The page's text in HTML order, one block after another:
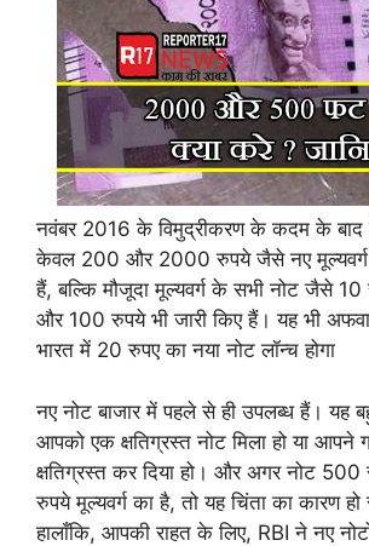
नवंबर 2016 के विमुद्रीकरण के कदम के
केवल 200 और 2000 रुपये जैसे नए
हैं, बल्कि मौजूदा मूल्यवर्ग के सभी नोट जैसे
और 100 रुपये भी जारी किए हैं। यह भी
भारत में 20 रुपए का नया नोट लॉन्च होगा
नए नोट बाजार में पहले से ही उपलब्ध हैं। यह
आपको एक क्षतिग्रस्त नोट मिला हो या आपने
क्षतिग्रस्त कर दिया हो। और अगर नोट
रुपये मूल्यवर्ग का है, तो यह चिंता का कारण
हालाँकि, आपकी राहत के लिए, RBI ने नए